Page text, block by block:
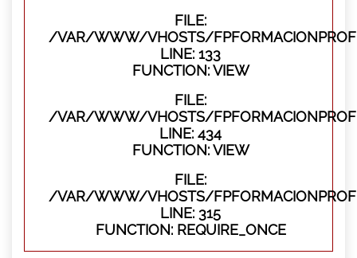
FILE:
/VAR/WWW/VHOSTS/
LINE: 133
FUNCTION: VIEW
FILE:
/VAR/WWW/VHOSTS/
LINE: 434
FUNCTION: VIEW
FILE:
/VAR/WWW/VHOSTS/
LINE: 315
FUNCTION: REQUIRE_ONCE